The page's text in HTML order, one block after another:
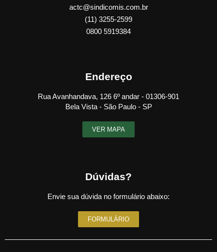
actc@sindicomis.com.br
(11) 3255-2599
0800 5919384
Endereço
Rua Avanhandava, 126 6º andar - 01306-901
Bela Vista - São Paulo - SP
VER MAPA
Dúvidas?
Envie sua dúvida no formulário abaixo:
FORMULÁRIO